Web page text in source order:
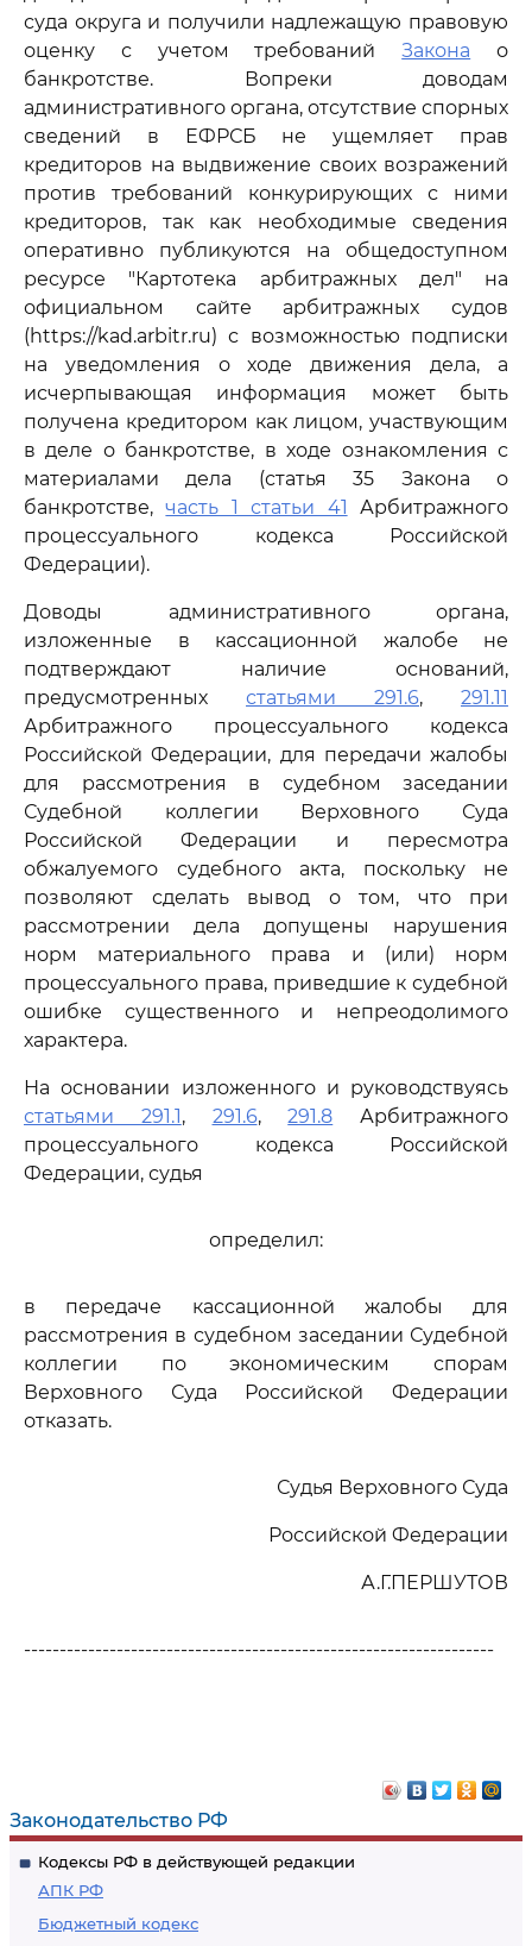
Законодательство РФ
Кодексы РФ в действующей редакции
АПК РФ
Бюджетный кодекс
суда округа и получили надлежащую правовую
оценку с учетом требованийЗакона о
банкротстве. Вопреки доводам
административного органа, отсутствие спорных
сведений в ЕФРСБ не ущемляет прав
кредиторов на выдвижение своих возражений
против требований конкурирующих с ними
кредиторов, так как необходимые сведения
оперативно публикуются на общедоступном
ресурсе "Картотека арбитражных дел" на
официальном сайте арбитражных судов
(https://kad.arbitr.ru) с возможностью подписки
на уведомления о ходе движения дела, а
исчерпывающая информация может быть
получена кредитором как лицом, участвующим
в деле о банкротстве, в ходе ознакомления с
материалами дела (статья 35 Закона о
банкротстве,часть 1 статьи 41 Арбитражного
процессуального кодекса Российской
Федерации).
Доводы административного органа,
изложенные в кассационной жалобе не
подтверждают наличие оснований,
предусмотренных статьями 291.6, 291.11
Арбитражного процессуального кодекса
Российской Федерации, для передачи жалобы
для рассмотрения в судебном заседании
Судебной коллегии Верховного Суда
Российской Федерации и пересмотра
обжалуемого судебного акта, поскольку не
позволяют сделать вывод о том, что при
рассмотрении дела допущены нарушения
норм материального права и (или) норм
процессуального права, приведшие к судебной
ошибке существенного и непреодолимого
характера.
На основании изложенного и руководствуясь
статьями 291.1, 291.6,291.8 Арбитражного
процессуального кодекса Российской
Федерации, судья
определил:
в передаче кассационной жалобы для
рассмотрения в судебном заседании Судебной
коллегии по экономическим спорам
Верховного Суда Российской Федерации
отказать.
Судья Верховного Суда
Российской Федерации
А.Г.ПЕРШУТОВ
------------------------------------------------------------------